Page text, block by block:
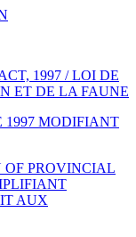
1997 / LOI DE
ET DE LA FAUNE
1997 MODIFIANT
OF PROVINCIAL
AUX